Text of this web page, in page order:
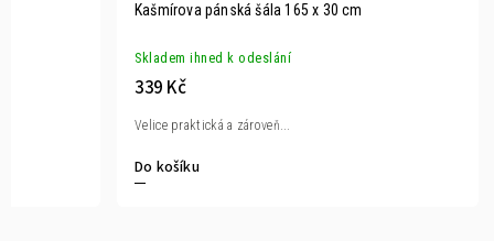
Kašmírova pánská šála 165 x 30 cm
Skladem ihned k odeslání
339 Kč
Do košíku
Velice praktická a zároveň...